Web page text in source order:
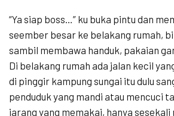
“Ya siap boss…” ku buka pintu dan
seember besar ke belakang rumah,
sambil membawa handuk, pakaian
Di belakang rumah ada jalan kecil
di pinggir kampung sungai itu dulu
penduduk yang mandi atau mencuci
jarang yang memakai, hanya